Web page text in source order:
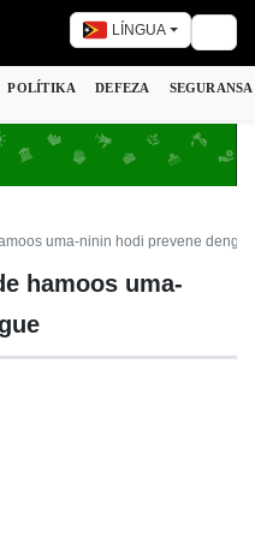
LÍNGUA
POLÍTIKA DEFEZA SEGURANSA
uma-ninin hodi prevene dengue
hamoos uma-